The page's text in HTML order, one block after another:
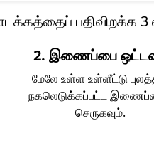
பதிவிறக்க 3
2. இணைப்பை
மேலே உள்ள உள்ளீட்டு
நகலெடுக்கப்பட்ட
செருகவும்.